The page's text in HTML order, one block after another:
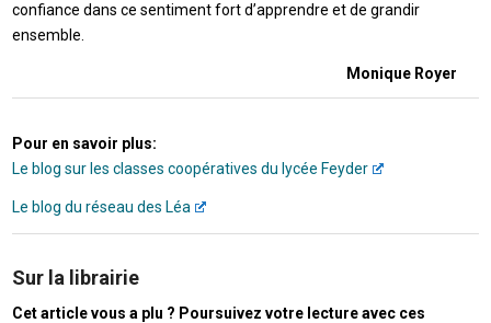
confiance dans ce sentiment fort d’apprendre et de grandir
ensemble.
Monique Royer
Pour en savoir plus:
Le blog sur les classes coopératives du lycée Feyder
Le blog du réseau des Léa
Sur la librairie
Cet article vous a plu ? Poursuivez votre lecture avec ces